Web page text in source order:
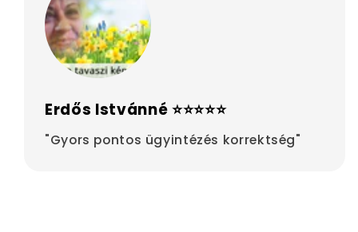
Erdős Istvánné ⭐⭐⭐⭐⭐
"Gyors pontos ügyintézés korrektség"